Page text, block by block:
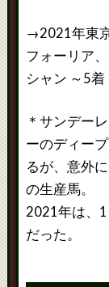
→2021年東
フォーリア
シャン ～5
＊サンデー
ーのディー
るが、意外
の生産馬。
2021年は、
だった。